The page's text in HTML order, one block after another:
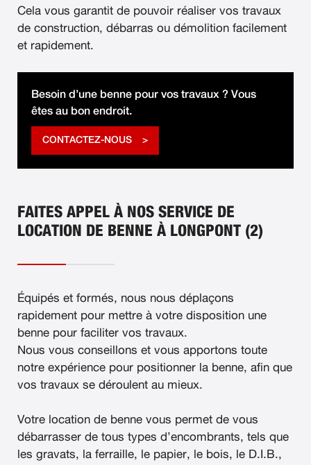
Cela vous garantit de pouvoir réaliser vos travaux
de construction, débarras ou démolition facilement
et rapidement.
Besoin d’une benne pour vos travaux ? Vous
êtes au bon endroit.
CONTACTEZ-NOUS
FAITES APPEL À NOS SERVICE DE
LOCATION DE BENNE À LONGPONT (2)
Équipés et formés, nous nous déplaçons
rapidement pour mettre à votre disposition une
benne pour faciliter vos travaux.
Nous vous conseillons et vous apportons toute
notre expérience pour positionner la benne, afin que
vos travaux se déroulent au mieux.
Votre location de benne vous permet de vous
débarrasser de tous types d’encombrants, tels que
les gravats, la ferraille, le papier, le bois, le D.I.B.,